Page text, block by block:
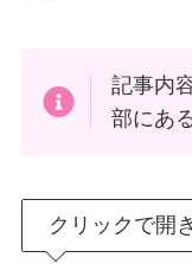
記事内
部にあ
クリックで開